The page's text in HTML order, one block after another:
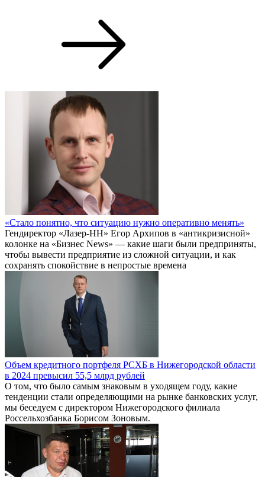
«Стало понятно, что ситуацию нужно оперативно менять»
Гендиректор «Лазер-НН» Егор Архипов в «антикризисной»
колонке на «Бизнес News» — какие шаги были предприняты,
чтобы вывести предприятие из сложной ситуации, и как
сохранять спокойствие в непростые времена
Объем кредитного портфеля РСХБ в Нижегородской области
в 2024 превысил 55,5 млрд рублей
О том, что было самым знаковым в уходящем году, какие
тенденции стали определяющими на рынке банковских услуг,
мы беседуем с директором Нижегородского филиала
Россельхозбанка Борисом Зоновым.